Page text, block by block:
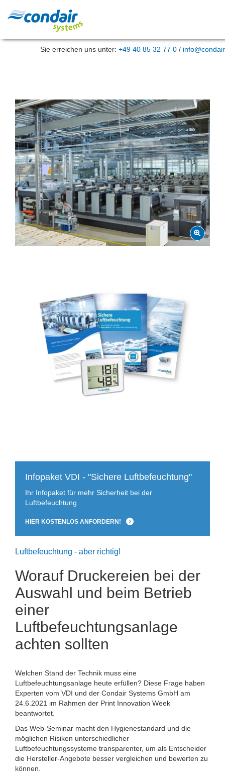
Sie erreichen uns unter: +49 40 85 32 77 0 /
Infopaket VDI - "Sichere Luftbefeuchtung"
Ihr Infopaket für mehr Sicherheit bei der
Luftbefeuchtung
HIER KOSTENLOS ANFORDERN!
Luftbefeuchtung - aber richtig!
Worauf Druckereien bei der
Auswahl und beim Betrieb
einer
Luftbefeuchtungsanlage
achten sollten
Welchen Stand der Technik muss eine
Luftbefeuchtungsanlage heute erfüllen? Diese Frage haben
Experten vom VDI und der Condair Systems GmbH am
24.6.2021 im Rahmen der Print Innovation Week
beantwortet.
Das Web-Seminar macht den Hygienestandard und die
möglichen Risiken unterschiedlicher
Luftbefeuchtungssysteme transparenter, um als Entscheider
die Hersteller-Angebote besser vergleichen und bewerten zu
können.